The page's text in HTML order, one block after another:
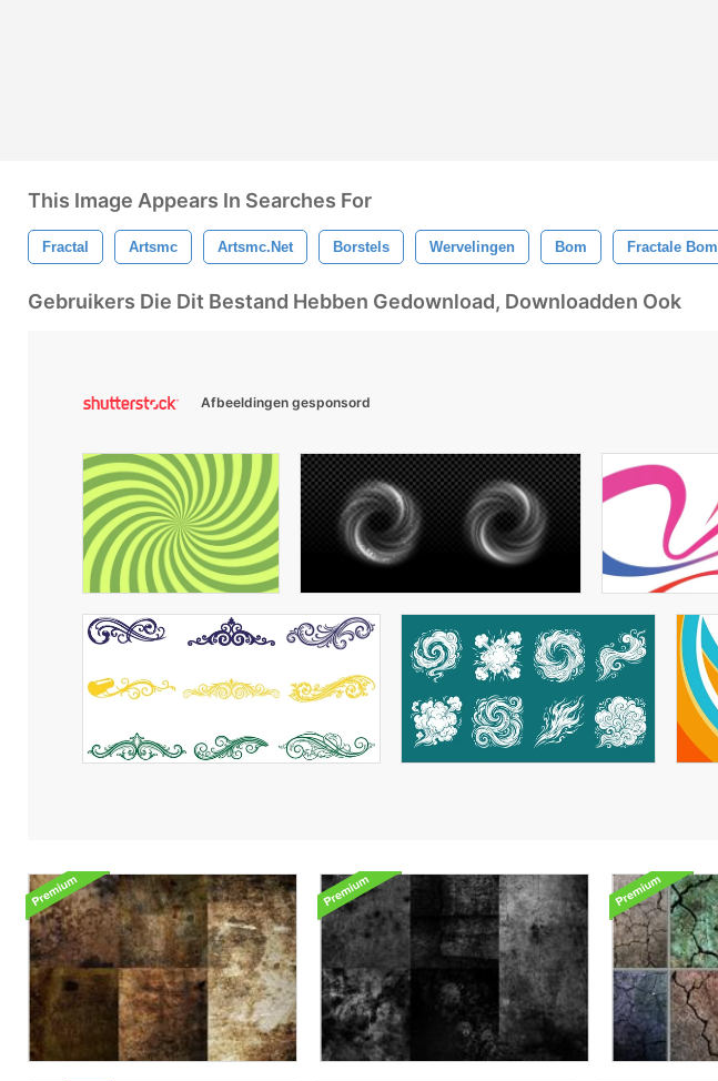
This Image Appears In Searches For
Fractal Artsmc Artsmc.net Borstels Wervelingen Bom Fractale Bom
Gebruikers Die Dit Bestand Hebben Gedownload, Downloadden Ook
Afbeeldingen gesponsord